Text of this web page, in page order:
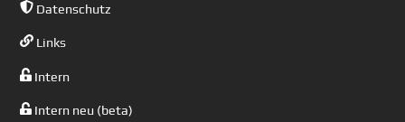
Datenschutz
Links
Intern
Intern neu (beta)